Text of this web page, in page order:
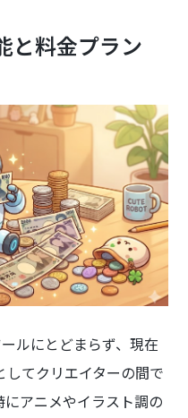
と料金プラン
ルにとどまらず、現在
てクリエイターの間で
アニメやイラスト調の